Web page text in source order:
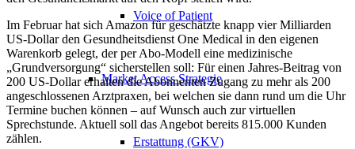
Voice of Patient
Market Access Strategie
Erstattung (GKV)
Im Februar hat sich Amazon für geschätzte knapp vier Milliarden
US-Dollar den Gesundheitsdienst One Medical in den eigenen
Warenkorb gelegt, der per Abo-Modell eine medizinische
„Grundversorgung“ sicherstellen soll: Für einen Jahres-Beitrag von
200 US-Dollar erhalten die Abonnenten Zugang zu mehr als 200
angeschlossenen Arztpraxen, bei welchen sie dann rund um die Uhr
Termine buchen können – auf Wunsch auch zur virtuellen
Sprechstunde. Aktuell soll das Angebot bereits 815.000 Kunden
zählen.